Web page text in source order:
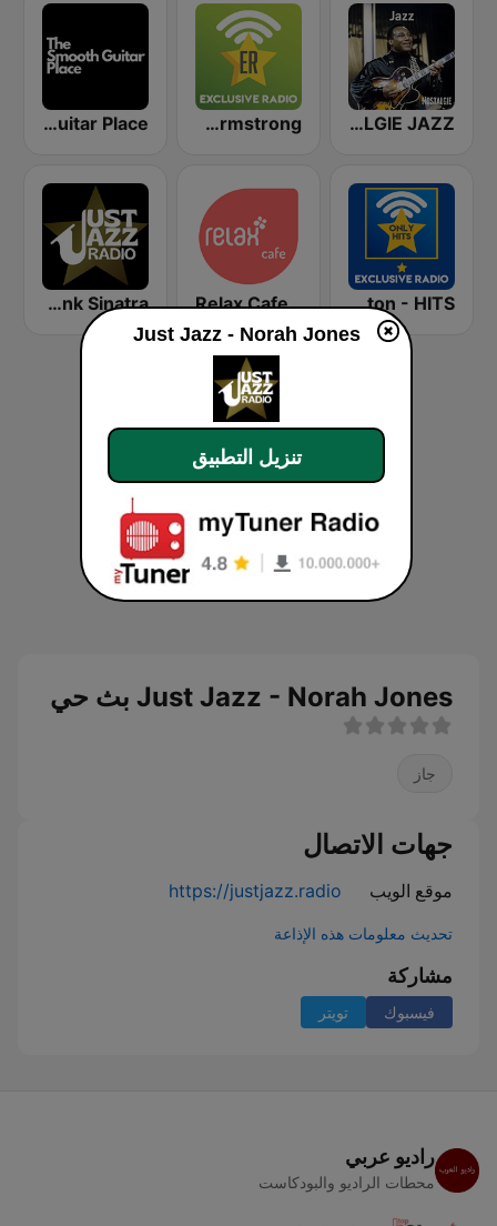
NOSTALGIE JAZZ
Exclusively Louis Armstrong
The Smooth Guitar Place
Exclusively Whitney Houston - HITS
Relax Cafe
Just Jazz - Frank Sinatra
Just Jazz - Norah Jones بث حي
جاز
جهات الاتصال
موقع الويب https://justjazz.radio
تحديث معلومات هذه الإذاعة
مشاركة
فيسبوك تويتر
راديو عربي
محطات الراديو والبودكاست
Just Jazz - Norah Jones
تنزيل التطبيق